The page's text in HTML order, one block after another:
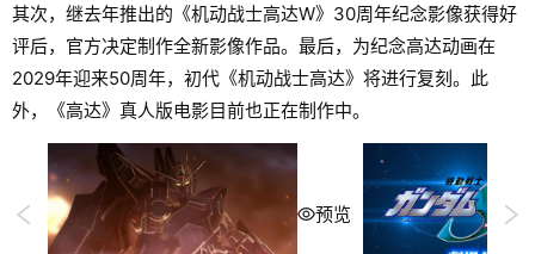
其次，继去年推出的《机动战士高达W》30周年纪念影像获得好
评后，官方决定制作全新影像作品。最后，为纪念高达动画在
2029年迎来50周年，初代《机动战士高达》将进行复刻。此
外，《高达》真人版电影目前也正在制作中。
预览